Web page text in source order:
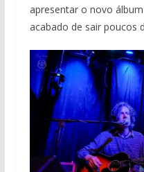
apresentar o novo álbum
acabado de sair poucos